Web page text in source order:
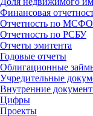
Финансовая
Отчетность по МСФО
Отчетность по РСБУ
Отчеты эмитента
Годовые отчеты
Облигационные
Учредительные
Внутренние
Цифры
Проекты